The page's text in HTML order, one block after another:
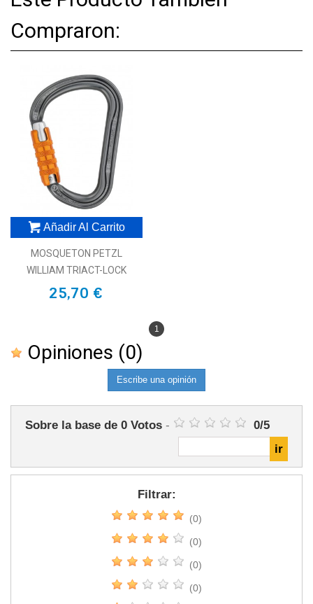
Compraron:
Añadir Al Carrito
MOSQUETON PETZL
WILLIAM TRIACT-LOCK
25,70 €
1
Opiniones (0)
Escribe una opinión
Sobre la base de 0 Votos - 0/5
Filtrar:
(0)
(0)
(0)
(0)